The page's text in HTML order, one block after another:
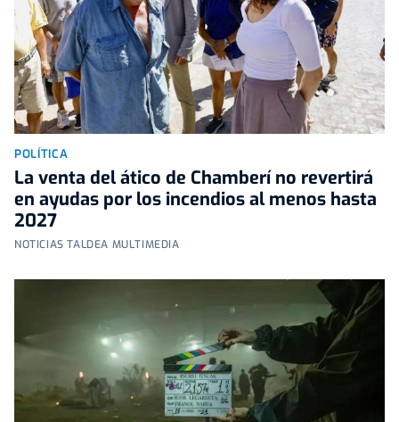
POLÍTICA
La venta del ático de Chamberí no revertirá
en ayudas por los incendios al menos hasta
2027
NOTICIAS TALDEA MULTIMEDIA